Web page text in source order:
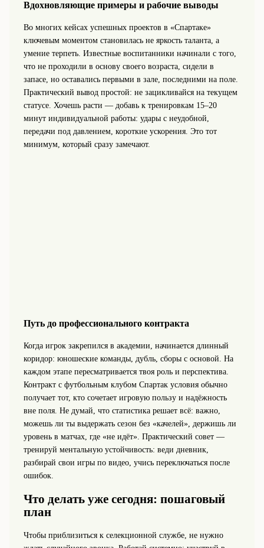
Вдохновляющие примеры и рабочие выводы
Во многих кейсах успешных проектов в «Спартаке»
ключевым моментом становилась не яркость таланта, а
умение терпеть. Известные воспитанники начинали с того,
что не проходили в основу своего возраста, сидели в
запасе, но оставались первыми в зале, последними на поле.
Практический вывод простой: не зацикливайся на текущем
статусе. Хочешь расти — добавь к тренировкам 15–20
минут индивидуальной работы: удары с неудобной,
передачи под давлением, короткие ускорения. Это тот
минимум, который сразу замечают.
Путь до профессионального контракта
Когда игрок закрепился в академии, начинается длинный
коридор: юношеские команды, дубль, сборы с основой. На
каждом этапе пересматривается твоя роль и перспектива.
Контракт с футбольным клубом Спартак условия обычно
получает тот, кто сочетает игровую пользу и надёжность
вне поля. Не думай, что статистика решает всё: важно,
можешь ли ты выдержать сезон без «качелей», держишь ли
уровень в матчах, где «не идёт». Практический совет —
тренируй ментальную устойчивость: веди дневник,
разбирай свои игры по видео, учись переключаться после
ошибок.
Что делать уже сегодня: пошаговый
план
Чтобы приблизиться к селекционной службе, не нужно